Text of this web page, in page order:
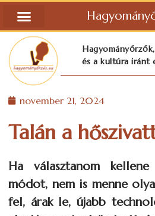
és a kultúra iránt
november 21, 2024
Talán a
Ha választanom
módot, nem is menne
fel, árak le, újabb